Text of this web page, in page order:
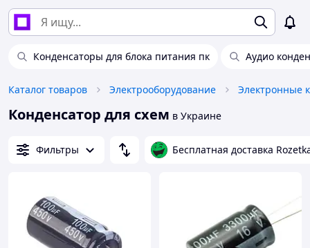
Конденсаторы для блока питания пк Аудио
Каталог товаров Электрооборудование Электронные
Конденсатор для схем в Украине
Фильтры Бесплатная доставка